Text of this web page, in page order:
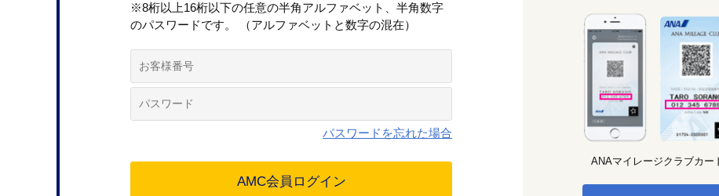
※8桁以上16桁以下の任意の半角アルファベット、半角数字
のパスワードです。 （アルファベットと数字の混在）
パスワードを忘れた場合
ANAマイレージクラブカー